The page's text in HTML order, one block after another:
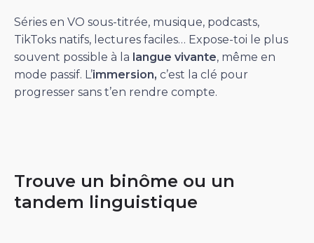
Séries en VO sous-titrée, musique, podcasts,
TikToks natifs, lectures faciles… Expose-toi le plus
souvent possible à la langue vivante, même en
mode passif. L’immersion, c’est la clé pour
progresser sans t’en rendre compte.
Trouve un binôme ou un
tandem linguistique